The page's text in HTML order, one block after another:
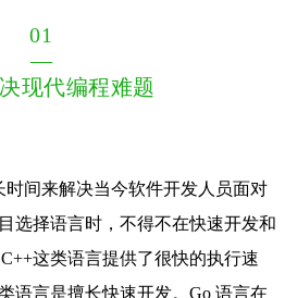
01
—
现代编程难题
间来解决当今软件开发人员面对
选择语言时，不得不在快速开发和
这类语言提供了很快的执行速
语言是擅长快速开发。Go 语言在